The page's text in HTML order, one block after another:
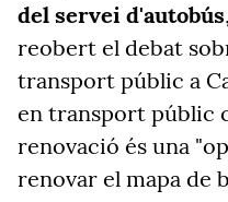
del servei d'autobús
reobert el debat
transport públic a
en transport públic
renovació és una
renovar el mapa de